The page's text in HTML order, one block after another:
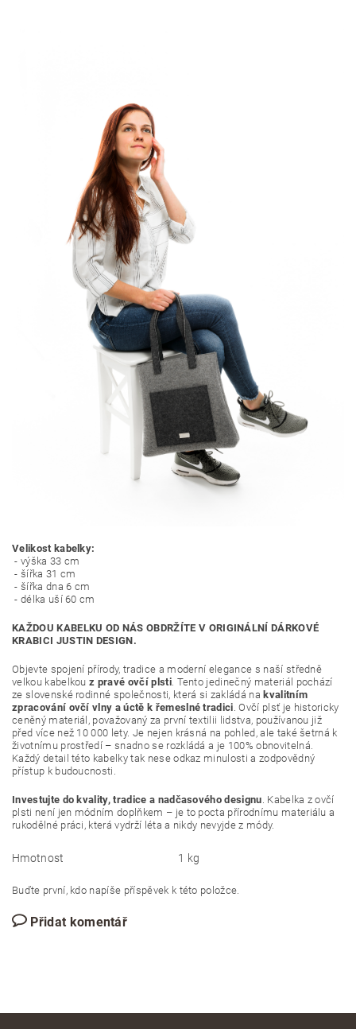
Velikost kabelky:
- výška 33 cm
- šířka 31 cm
- šířka dna 6 cm
- délka uší 60 cm
KAŽDOU KABELKU OD NÁS OBDRŽÍTE V ORIGINÁLNÍ DÁRKOVÉ
KRABICI JUSTIN DESIGN.
Objevte spojení přírody, tradice a moderní elegance s naší středně
velkou kabelkouz pravé ovčí plsti. Tento jedinečný materiál pochází
ze slovenské rodinné společnosti, která si zakládá na kvalitním
zpracování ovčí vlny a úctě k řemeslné tradici. Ovčí plsť je historicky
ceněný materiál, považovaný za první textilii lidstva, používanou již
před více než 10 000 lety. Je nejen krásná na pohled, ale také šetrná k
životnímu prostředí – snadno se rozkládá a je 100% obnovitelná.
Každý detail této kabelky tak nese odkaz minulosti a zodpovědný
přístup k budoucnosti.
Investujte do kvality, tradice a nadčasového designu. Kabelka z ovčí
plsti není jen módním doplňkem – je to pocta přírodnímu materiálu a
rukodělné práci, která vydrží léta a nikdy nevyjde z módy.
Hmotnost 1 kg
Buďte první, kdo napíše příspěvek k této položce.
Přidat komentář